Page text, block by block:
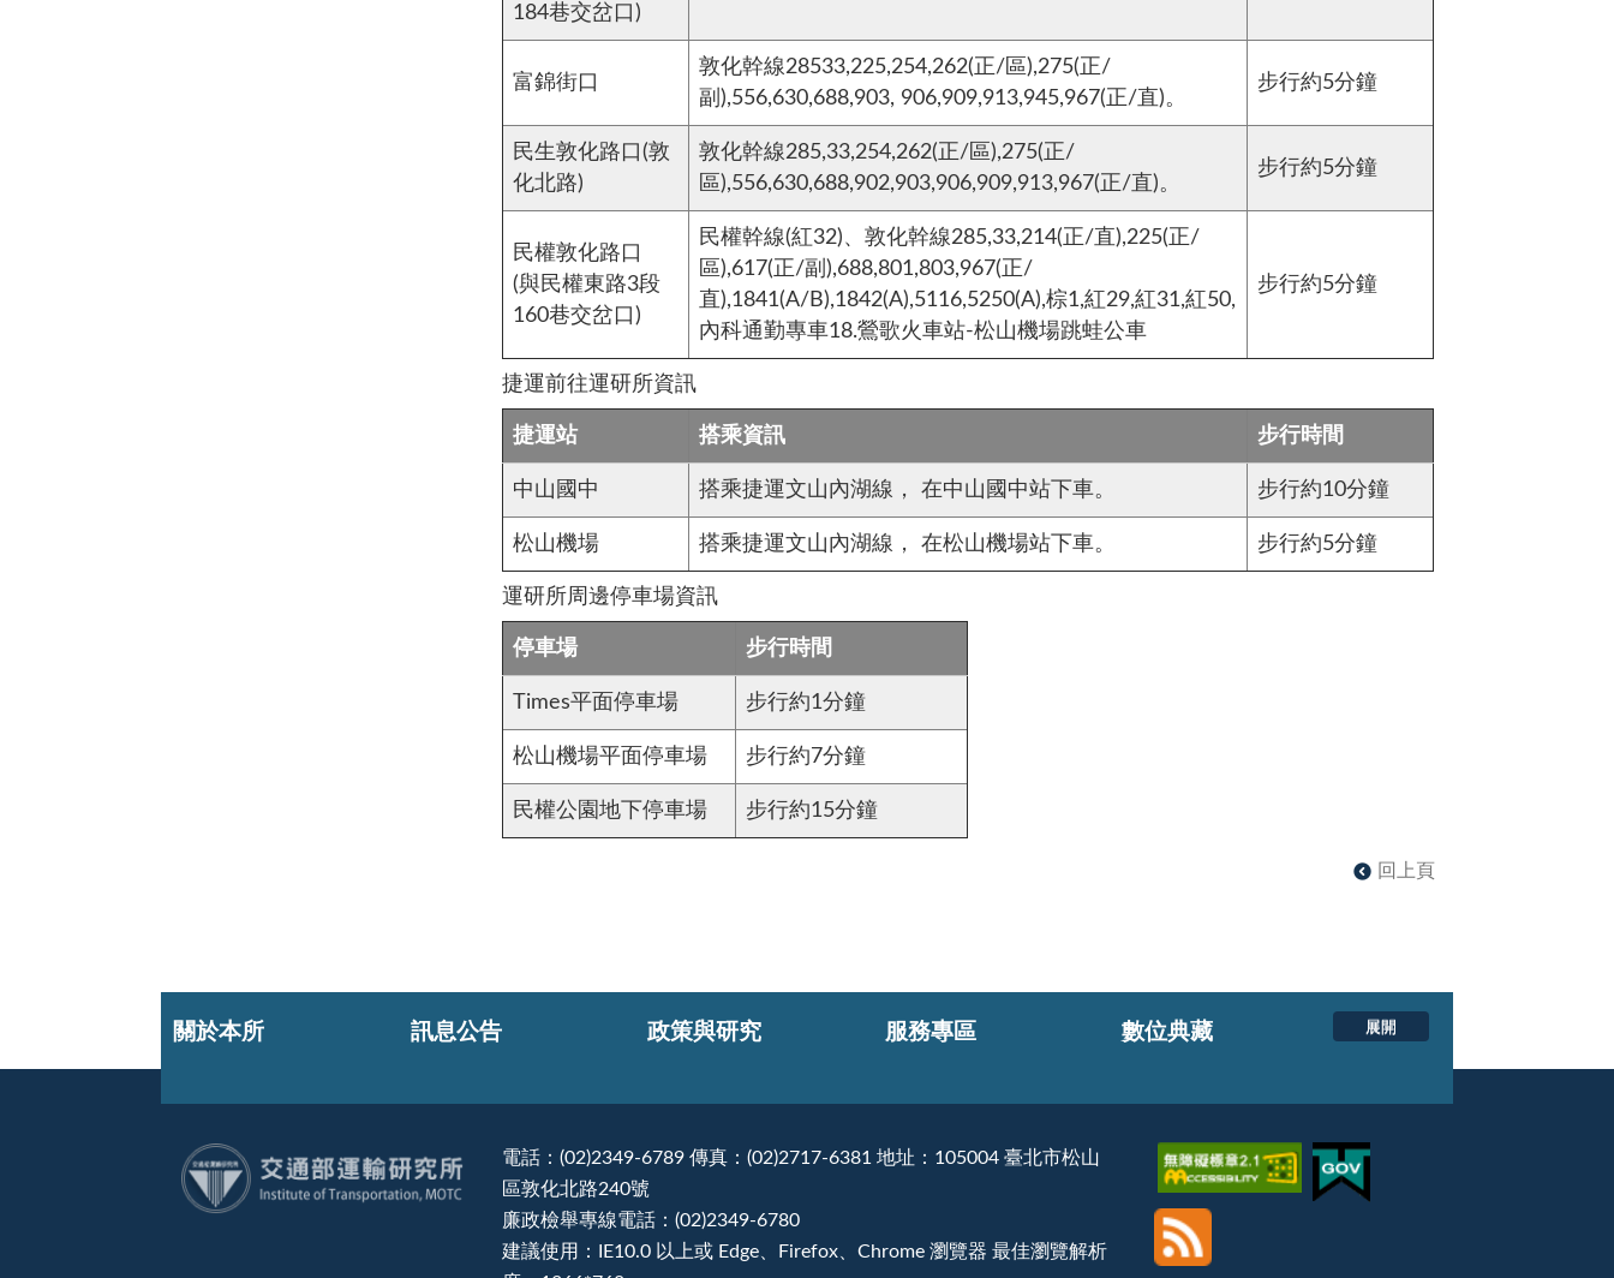
184巷交岔口)
富錦街口
敦化幹線28533,225,254,262(正/區),275(正/
副),556,630,688,903, 906,909,913,945,967(正/直)。
步行約5分鐘
民生敦化路口(敦
化北路)
敦化幹線285,33,254,262(正/區),275(正/
區),556,630,688,902,903,906,909,913,967(正/直)。
步行約5分鐘
民權敦化路口
(與民權東路3段
160巷交岔口)
民權幹線(紅32)、敦化幹線285,33,214(正/直),225(正/
區),617(正/副),688,801,803,967(正/
直),1841(A/B),1842(A),5116,5250(A),棕1,紅29,紅31,紅50,
內科通勤專車18.鶯歌火車站-松山機場跳蛙公車
步行約5分鐘
捷運前往運研所資訊
捷運站 搭乘資訊 步行時間
中山國中 搭乘捷運文山內湖線， 在中山國中站下車。 步行約10分鐘
松山機場 搭乘捷運文山內湖線， 在松山機場站下車。 步行約5分鐘
運研所周邊停車場資訊
停車場 步行時間
Times平面停車場 步行約1分鐘
松山機場平面停車場 步行約7分鐘
民權公園地下停車場 步行約15分鐘
回上頁
展開
關於本所 訊息公告 政策與研究 服務專區 數位典藏
電話：(02)2349-6789 傳真：(02)2717-6381 地址：105004 臺北市松山
區敦化北路240號
廉政檢舉專線電話：(02)2349-6780
建議使用：IE10.0 以上或 Edge、Firefox、Chrome 瀏覽器 最佳瀏覽解析